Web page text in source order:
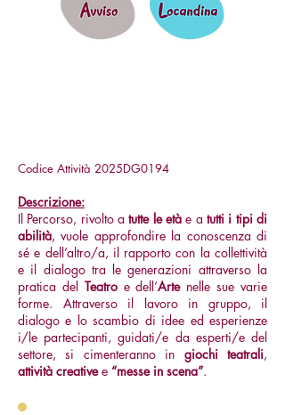
Codice Attività 2025DG0194
Descrizione:
Il Percorso, rivolto a tutte le età e a tutti i tipi di
abilità, vuole approfondire la conoscenza di
sé e dell’altro/a, il rapporto con la collettività
e il dialogo tra le generazioni attraverso la
pratica del Teatroe dell’Artenelle sue varie
forme. Attraverso il lavoro in gruppo, il
dialogo e lo scambio di idee ed esperienze
i/le partecipanti, guidati/e da esperti/e del
settore, si cimenteranno in giochi teatrali,
attività creativee “messe in scena”.